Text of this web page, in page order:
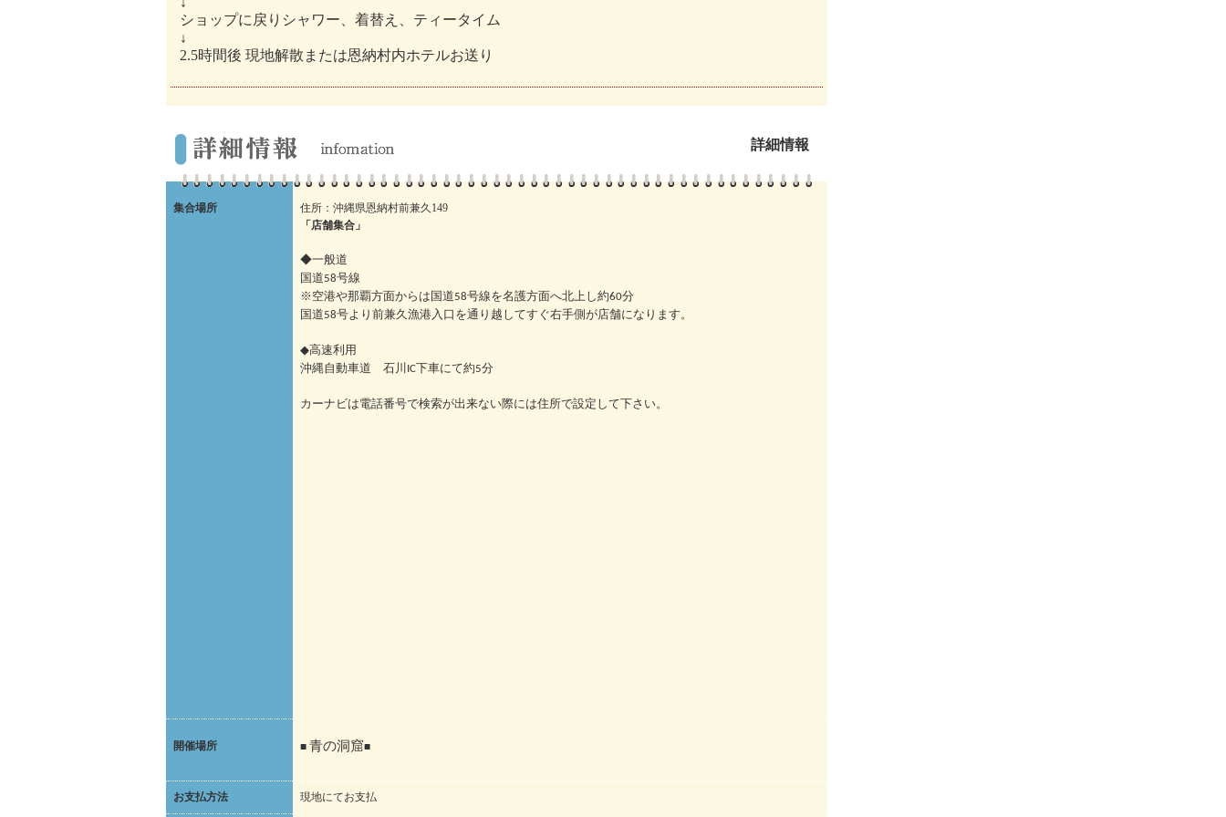
ショップに戻りシャワー、着替え、ティータイム
↓
2.5時間後 現地解散または恩納村内ホテルお送り
詳細情報
集合場所
住所：沖縄県恩納村前兼久149
「店舗集合」
◆一般道
国道58号線
※空港や那覇方面からは国道58号線を名護方面へ北上し約60分
国道58号より前兼久漁港入口を通り越してすぐ右手側が店舗になります。
◆高速利用
沖縄自動車道 石川IC下車にて約5分
カーナビは電話番号で検索が出来ない際には住所で設定して下さい。
開催場所 ■ 青の洞窟■
お支払方法 現地にてお支払